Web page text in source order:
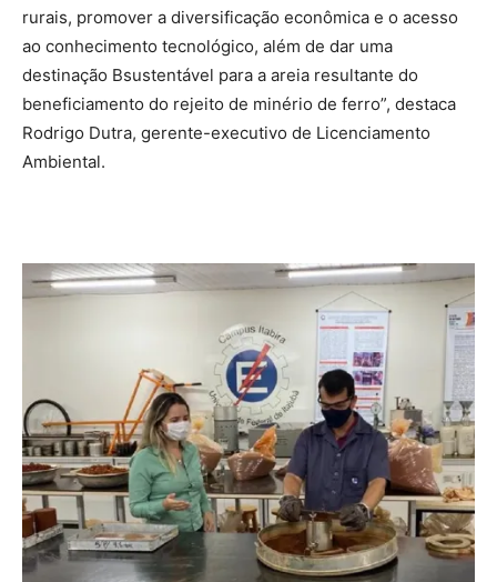
rurais, promover a diversificação econômica e o acesso
ao conhecimento tecnológico, além de dar uma
destinação Bsustentável para a areia resultante do
beneficiamento do rejeito de minério de ferro”, destaca
Rodrigo Dutra, gerente-executivo de Licenciamento
Ambiental.